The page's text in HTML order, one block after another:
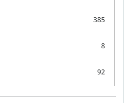
385
8
92